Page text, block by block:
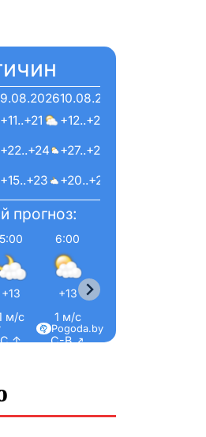
9.08.2026
+11..+21
+22..+24
+15..+23
10.08.2026
+12..+25
+27..+28
+20..+22
прогноз:
5:00
+13
м/с
С ↑
6:00
+13
1 м/с
С-В ↗
С ↑
Pogoda.by